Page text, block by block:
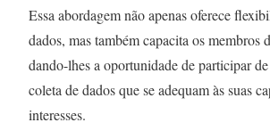
Essa abordagem não apenas oferece
dados, mas também capacita os membros
dando-lhes a oportunidade de participar
coleta de dados que se adequam às suas
interesses.